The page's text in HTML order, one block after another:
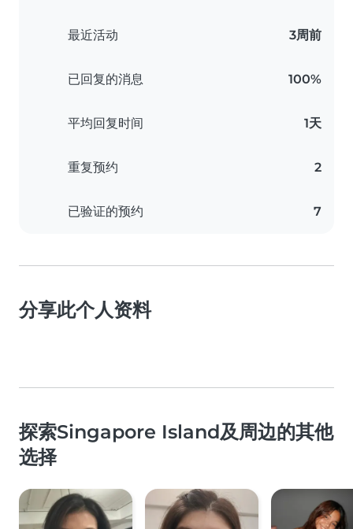
最近活动 3周前
已回复的消息 100%
平均回复时间 1天
重复预约 2
已验证的预约 7
分享此个人资料
探索Singapore Island及周边的其他
选择